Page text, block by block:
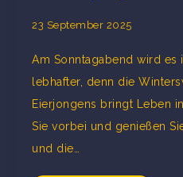
23 September 2025
Am Sonntagabend wird es
lebhafter, denn die
Eierjongens bringt Leben
Sie vorbei und genießen
und die…